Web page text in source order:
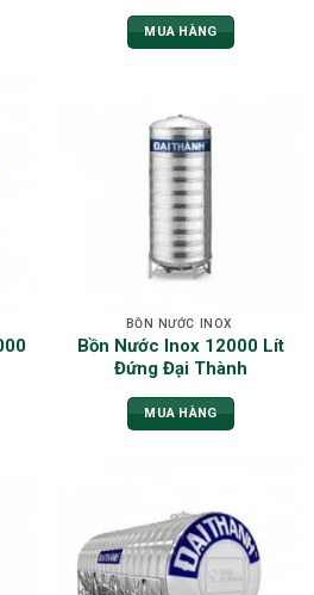
MUA HÀNG
BỒN NƯỚC INOX
Bồn Nước Inox 12000 Lít
Đứng Đại Thành
MUA HÀNG